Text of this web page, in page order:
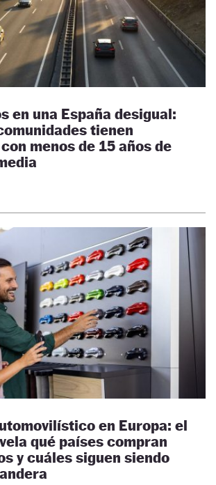
en una España desigual:
tienen
menos de 15 años de
en Europa: el
qué países compran
y cuáles siguen siendo